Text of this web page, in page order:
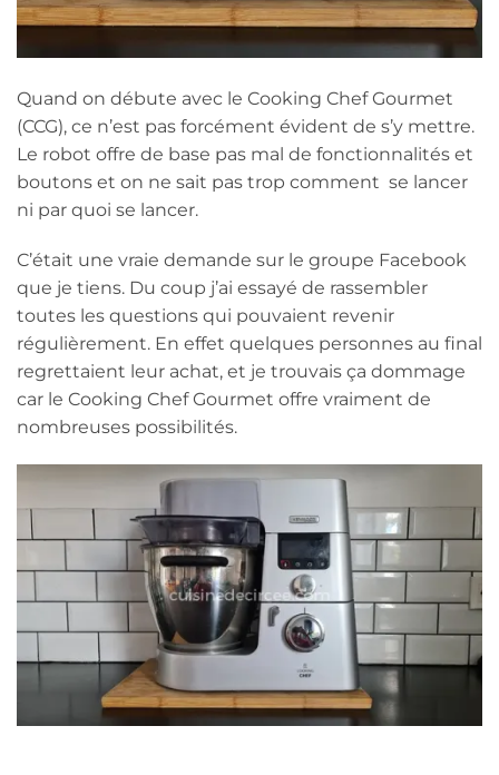
Quand on débute avec le Cooking Chef Gourmet
(CCG), ce n’est pas forcément évident de s’y mettre.
Le robot offre de base pas mal de fonctionnalités et
boutons et on ne sait pas trop comment se lancer
ni par quoi se lancer.
C’était une vraie demande sur le groupe Facebook
que je tiens. Du coup j’ai essayé de rassembler
toutes les questions qui pouvaient revenir
régulièrement. En effet quelques personnes au final
regrettaient leur achat, et je trouvais ça dommage
car le Cooking Chef Gourmet offre vraiment de
nombreuses possibilités.